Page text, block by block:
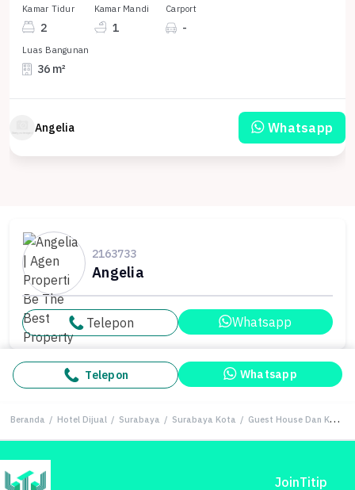
Kamar Tidur
2
Kamar Mandi
1
Carport
-
Luas Bangunan
36 m²
Angelia Whatsapp
2163733
Angelia
Telepon Whatsapp
Telepon Whatsapp
Beranda / Hotel Dijual / Surabaya / Surabaya Kota / Guest House Dan Kos Mewah Dekat Tol Waru Trans Icon
JoinTitip